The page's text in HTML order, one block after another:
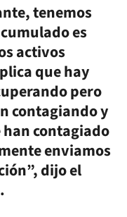
tenemos
es
activos
que hay
pero
contagiando y
han contagiado
enviamos
dijo el